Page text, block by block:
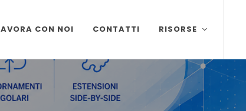
CON NOI CONTATTI RISORSE